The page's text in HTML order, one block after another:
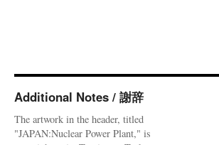
Additional Notes / 謝辞
The artwork in the header, titled
"JAPAN:Nuclear Power Plant," is